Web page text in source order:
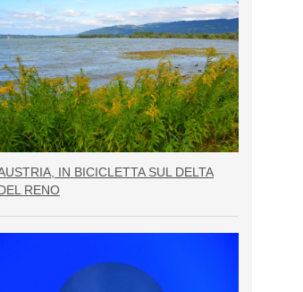
IN BICICLETTA SUL DELTA
RENO